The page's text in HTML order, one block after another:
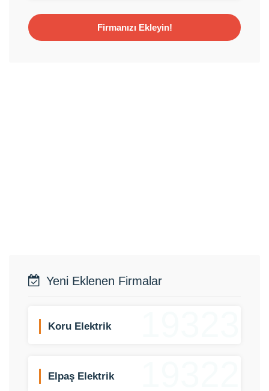
Firmanızı Ekleyin!
Yeni Eklenen Firmalar
Koru Elektrik
Elpaş Elektrik